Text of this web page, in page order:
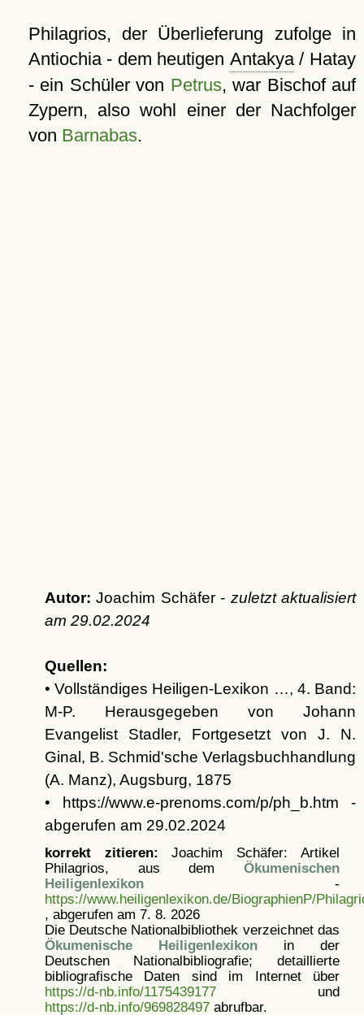
Philagrios, der Überlieferung zufolge in
Antiochia - dem heutigen Antakya/ Hatay
- ein Schüler von Petrus, war Bischof auf
Zypern, also wohl einer der Nachfolger
von Barnabas.
Autor: Joachim Schäfer - zuletzt aktualisiert
am 29.02.2024
Quellen:
• Vollständiges Heiligen-Lexikon …, 4. Band:
M-P. Herausgegeben von Johann
Evangelist Stadler, Fortgesetzt von J. N.
Ginal, B. Schmid'sche Verlagsbuchhandlung
(A. Manz), Augsburg, 1875
• https://www.e-prenoms.com/p/ph_b.htm -
abgerufen am 29.02.2024
korrekt zitieren: Joachim Schäfer: Artikel
Philagrios, aus dem Ökumenischen
Heiligenlexikon-
https://www.heiligenlexikon.de/BiographienP/
, abgerufen am 7. 8. 2026
Die Deutsche Nationalbibliothek verzeichnet das
Ökumenische Heiligenlexikonin der
Deutschen Nationalbibliografie; detaillierte
bibliografische Daten sind im Internet über
https://d-nb.info/1175439177und
https://d-nb.info/969828497abrufbar.